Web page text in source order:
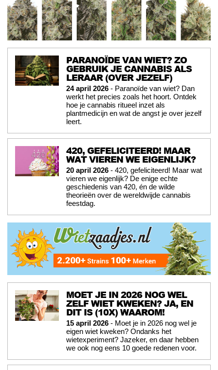
PARANOÏDE VAN WIET? ZO
GEBRUIK JE CANNABIS ALS
LERAAR (OVER JEZELF)
24 april 2026 - Paranoïde van wiet? Dan
werkt het precies zoals het hoort. Ontdek
hoe je cannabis ritueel inzet als
plantmedicijn en wat de angst je over jezelf
leert.
420, GEFELICITEERD! MAAR
WAT VIEREN WE EIGENLIJK?
20 april 2026 - 420, gefeliciteerd! Maar wat
vieren we eigenlijk? De enige echte
geschiedenis van 420, én de wilde
theorieën over de wereldwijde cannabis
feestdag.
MOET JE IN 2026 NOG WEL
ZELF WIET KWEKEN? JA, EN
DIT IS (10X) WAAROM!
15 april 2026 - Moet je in 2026 nog wel je
eigen wiet kweken? Ondanks het
wietexperiment? Jazeker, en daar hebben
we ook nog eens 10 goede redenen voor.